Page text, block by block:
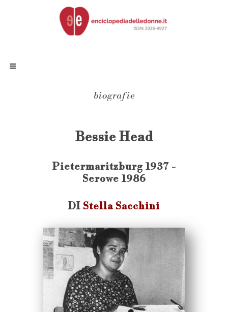
biografie
Bessie Head
Pietermaritzburg 1937 -
Serowe 1986
DI Stella Sacchini